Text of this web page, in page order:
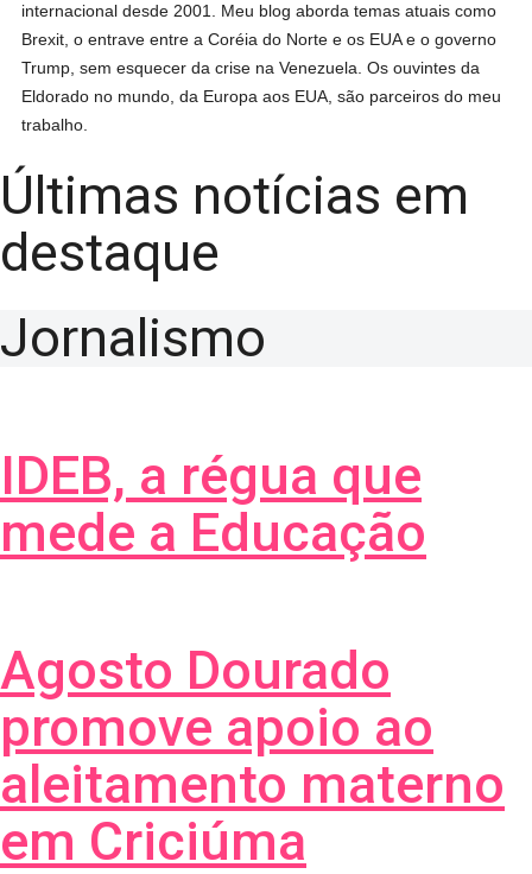
internacional desde 2001. Meu blog aborda temas atuais como
Brexit, o entrave entre a Coréia do Norte e os EUA e o governo
Trump, sem esquecer da crise na Venezuela. Os ouvintes da
Eldorado no mundo, da Europa aos EUA, são parceiros do meu
trabalho.
Últimas notícias em
destaque
Jornalismo
IDEB, a régua que
mede a Educação
Agosto Dourado
promove apoio ao
aleitamento materno
em Criciúma